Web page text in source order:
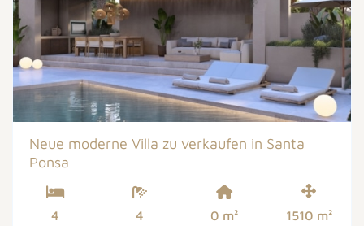
Neue moderne Villa zu verkaufen in Santa
Ponsa
4 4 0 m² 1510 m²